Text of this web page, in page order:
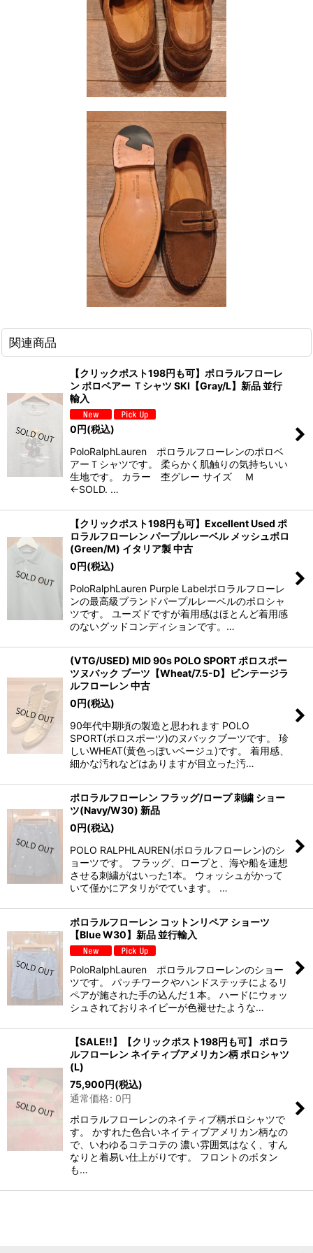
関連商品
【クリックポスト198円も可】ポロラルフローレ
ン ポロベアー Ｔシャツ SKI【Gray/L】新品 並行
輸入
0円(税込)
PoloRalphLauren ポロラルフローレンのポロベ
アーＴシャツです。 柔らかく肌触りの気持ちいい
生地です。 カラー 杢グレー サイズ Ｍ
←SOLD. …
【クリックポスト198円も可】Excellent Used ポ
ロラルフローレン パープルレーベル メッシュポロ
(Green/M) イタリア製 中古
0円(税込)
PoloRalphLauren Purple Labelポロラルフローレ
ンの最高級ブランドパープルレーベルのポロシャ
ツです。 ユーズドですが着用感はほとんど着用感
のないグッドコンディションです。…
(VTG/USED) MID 90s POLO SPORT ポロスポー
ツヌバック ブーツ【Wheat/7.5-D】ビンテージラ
ルフローレン 中古
0円(税込)
90年代中期頃の製造と思われます POLO
SPORT(ポロスポーツ)のヌバックブーツです。 珍
しいWHEAT(黄色っぽいベージュ)です。 着用感、
細かな汚れなどはありますが目立った汚…
ポロラルフローレン フラッグ/ロープ 刺繍 ショー
ツ(Navy/W30) 新品
0円(税込)
POLO RALPHLAUREN(ポロラルフローレン)のシ
ョーツです。 フラッグ、ロープと、海や船を連想
させる刺繍がはいった1本。 ウォッシュがかって
いて僅かにアタリがでています。 …
ポロラルフローレン コットンリペア ショーツ
【Blue W30】新品 並行輸入
PoloRalphLauren ポロラルフローレンのショー
ツです。 パッチワークやハンドステッチによるリ
ペアが施された手の込んだ１本。 ハードにウォッ
シュされておりネイビーが色褪せたような…
【SALE!!】【クリックポスト198円も可】 ポロラ
ルフローレン ネイティブアメリカン柄 ポロシャツ
(L)
75,900円(税込)
通常価格: 0円
ポロラルフローレンのネイティブ柄ポロシャツで
す。 かすれた色合いネイティブアメリカン柄なの
で、いわゆるコテコテの 濃い雰囲気はなく、すん
なりと着易い仕上がりです。 フロントのボタン
も…